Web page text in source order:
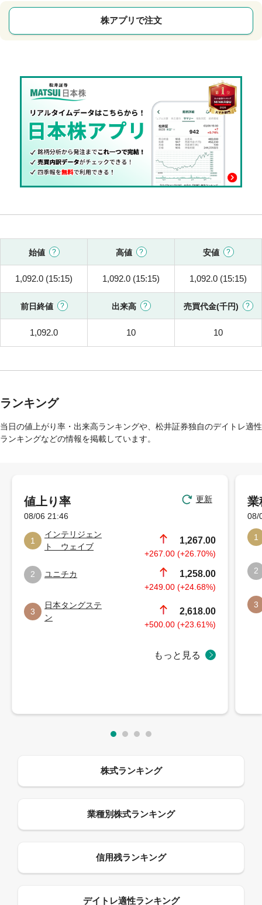
株アプリで注文
始値 高値 安値
1,092.0 (15:15) 1,092.0 (15:15) 1,092.0 (15:15)
前日終値 出来高 売買代金(千円)
1,092.0 10 10
ランキング
当日の値上がり率・出来高ランキングや、松井証券独自のデイトレ適性
ランキングなどの情報を掲載しています。